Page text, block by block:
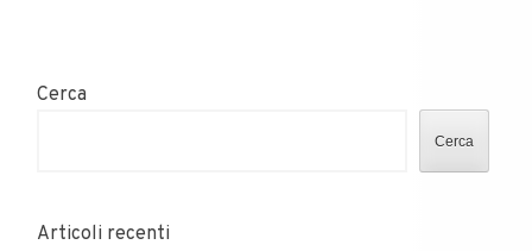
blog
Consorzio
Cerca
Cerca
Articoli recenti